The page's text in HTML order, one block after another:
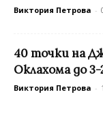
Виктория Петрова -
40 точки на
Оклахома до
Виктория Петрова -